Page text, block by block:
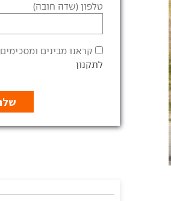
טלפון (שדה חובה)
קראנו מבינים ומסכימים
לתקנון